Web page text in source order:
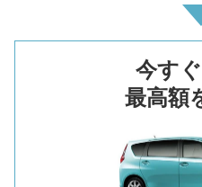
今す
最高額